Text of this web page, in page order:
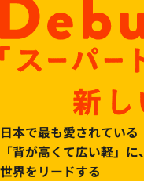
日本で最も愛されている
「背が高くて広い軽」に、
世界をリードする